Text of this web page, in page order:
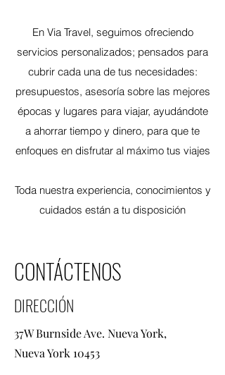
En Via Travel, seguimos ofreciendo
servicios personalizados; pensados para
cubrir cada una de tus necesidades:
presupuestos, asesoría sobre las mejores
épocas y lugares para viajar, ayudándote
a ahorrar tiempo y dinero, para que te
enfoques en disfrutar al máximo tus viajes
Toda nuestra experiencia, conocimientos y
cuidados están a tu disposición
CONTÁCTENOS
DIRECCIÓN
37W Burnside Ave. Nueva York,
Nueva York 10453